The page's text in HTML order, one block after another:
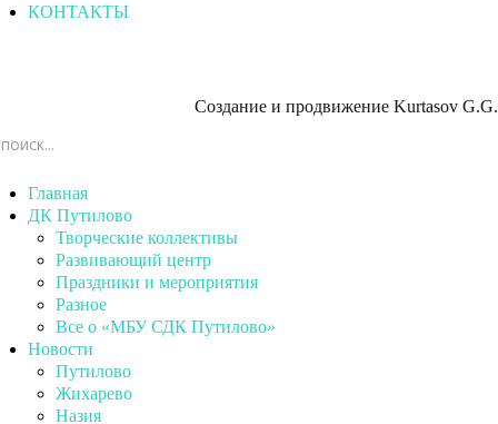
КОНТАКТЫ
Создание и продвижение Kurtasov G.G.
Главная
ДК Путилово
Творческие коллективы
Развивающий центр
Праздники и мероприятия
Разное
Все о «МБУ СДК Путилово»
Новости
Путилово
Жихарево
Назия